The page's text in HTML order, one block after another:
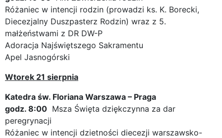
Różaniec w intencji rodzin (prowadzi ks. K. Borecki,
Diecezjalny Duszpasterz Rodzin) wraz z 5.
małżeństwami z DR DW-P
Adoracja Najświętszego Sakramentu
Apel Jasnogórski
Wtorek 21 sierpnia
Katedra św. Floriana Warszawa – Praga
godz. 8:00 Msza Święta dziękczynna za dar
peregrynacji
Różaniec w intencji dzietności diecezji warszawsko-